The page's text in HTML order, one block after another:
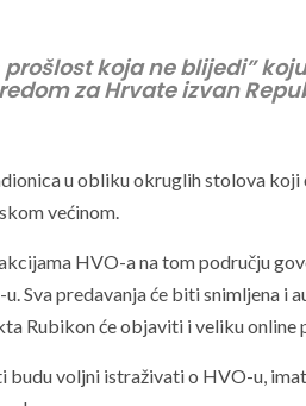
prošlost koja ne blijedi”
za Hrvate izvan
u obliku okruglih stolova koji
većinom.
HVO-a na tom području
Sva predavanja će biti snimljena i
Rubikon će objaviti i veliku online
budu voljni istraživati o HVO-u,